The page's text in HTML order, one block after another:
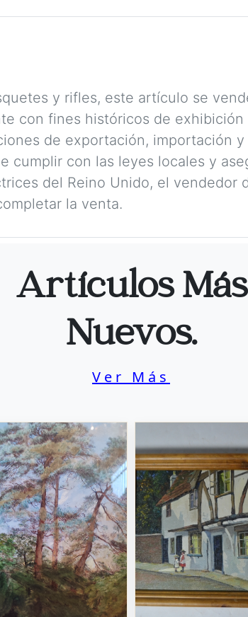
y rifles, este artículo se
con fines históricos de
de exportación, importación
cumplir con las leyes locales y
del Reino Unido, el
la venta.
Artículos Más
Nuevos.
Ver Más